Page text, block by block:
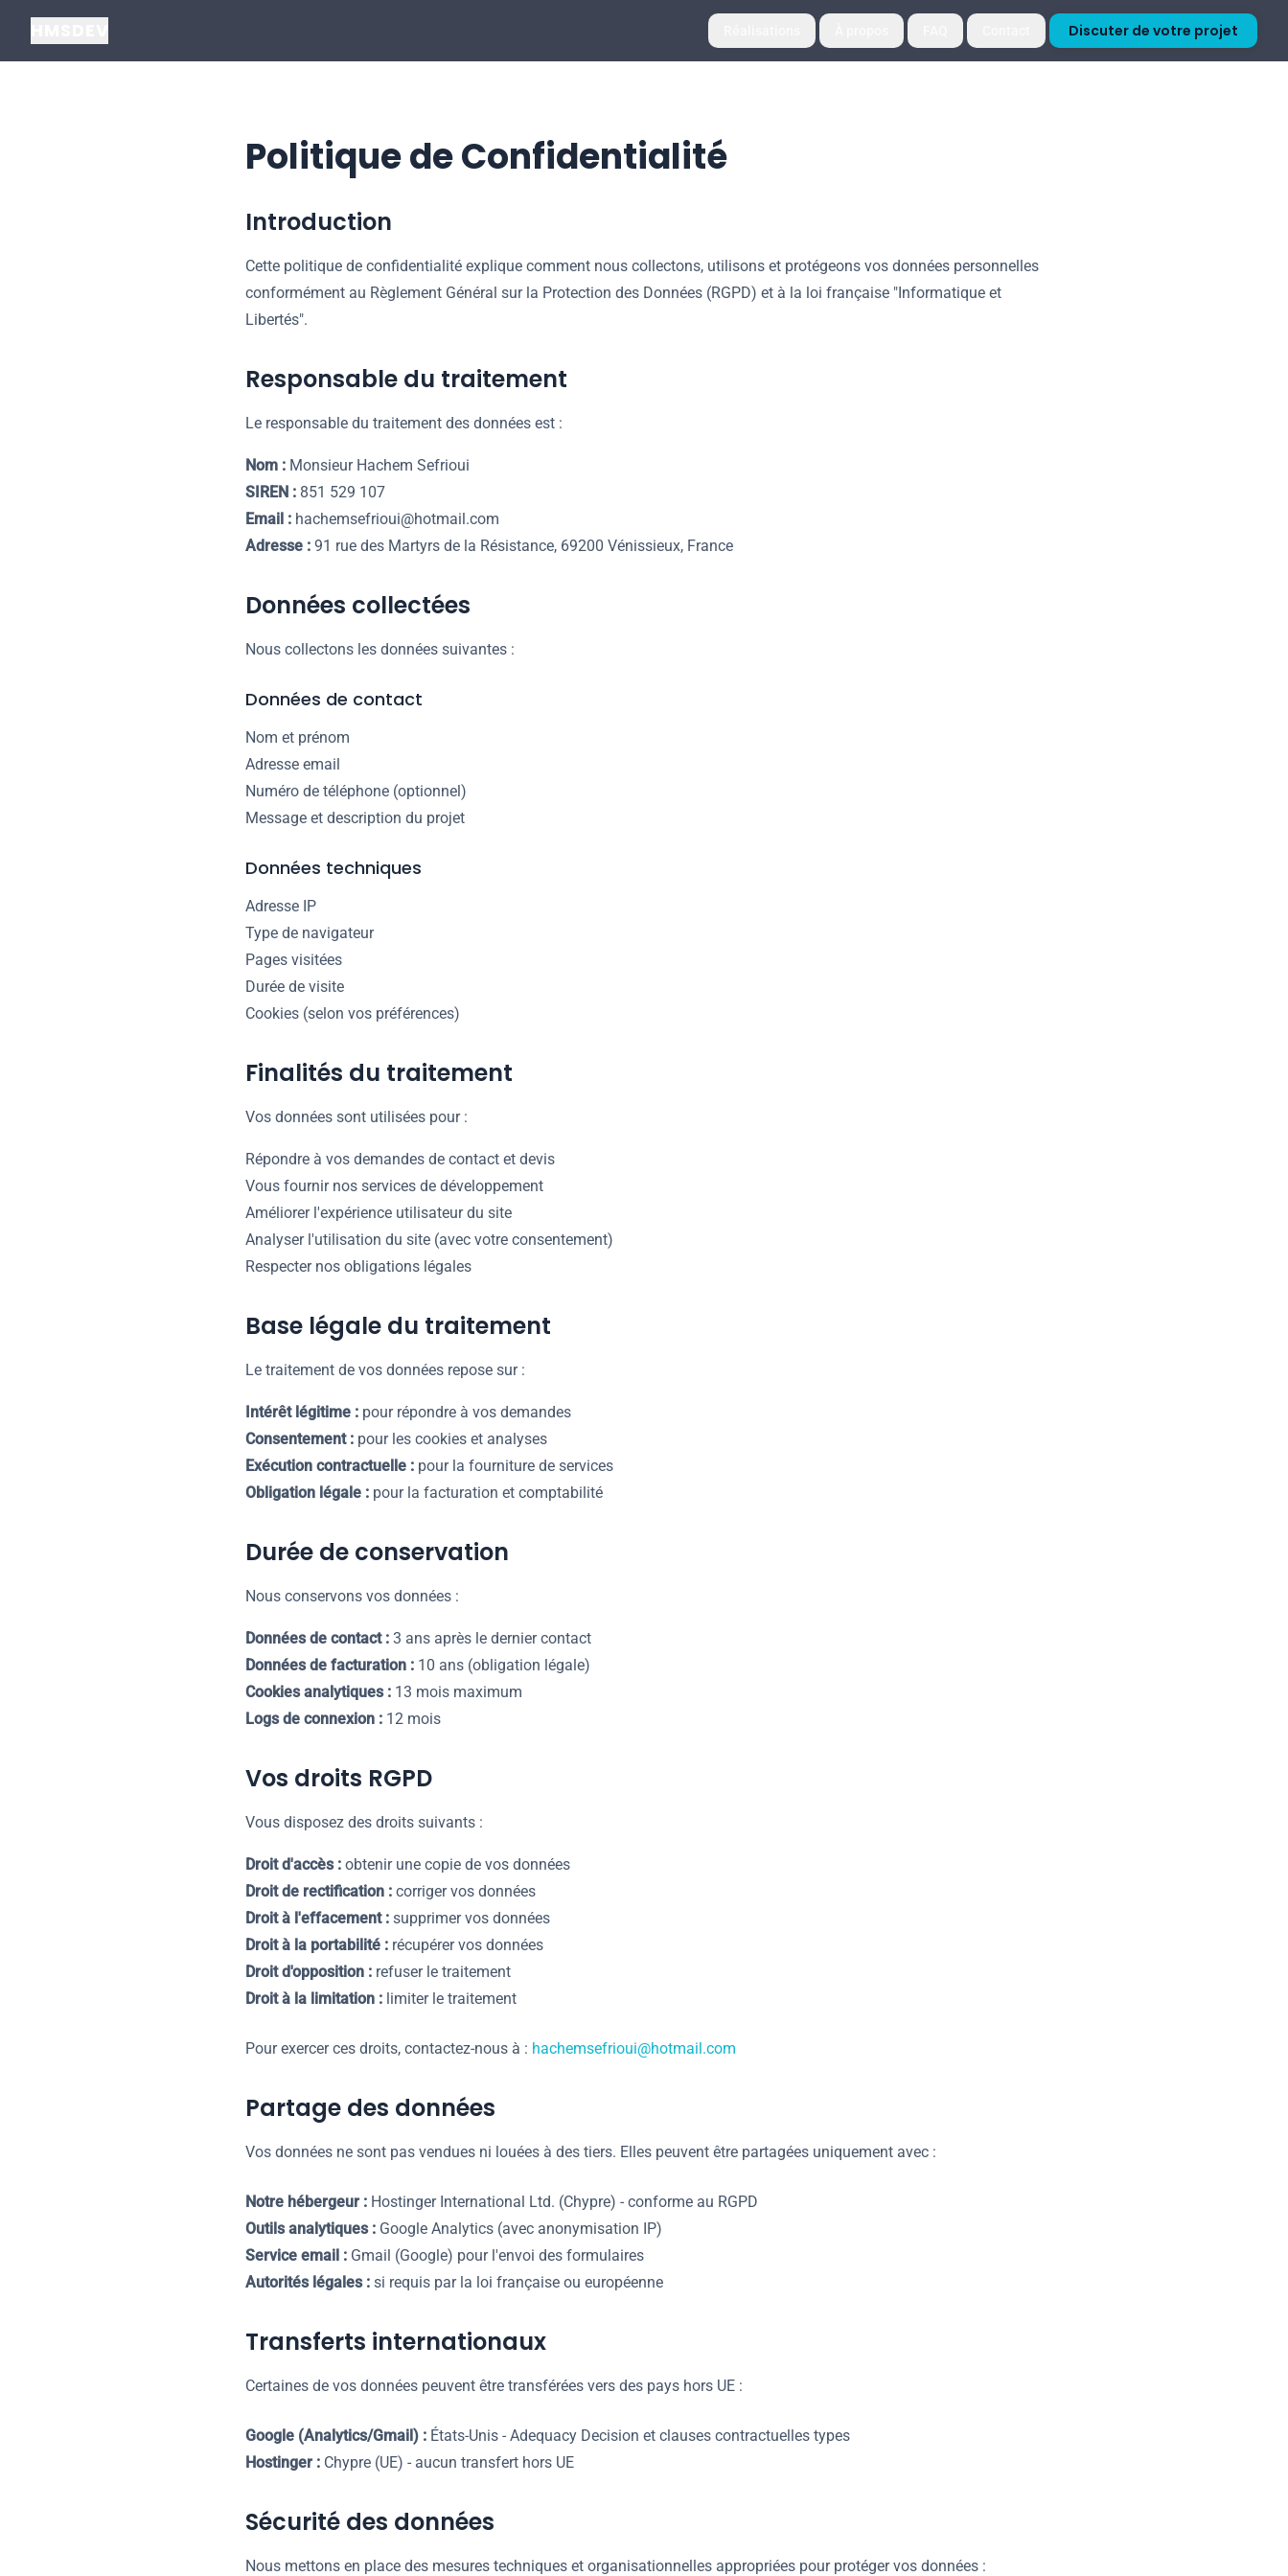
Discuter de votre projet
Politique de Confidentialité
Introduction
Cette politique de confidentialité explique comment nous collectons, utilisons et protégeons vos données personnelles
conformément au Règlement Général sur la Protection des Données (RGPD) et à la loi française "Informatique et
Libertés".
Responsable du traitement
Le responsable du traitement des données est :
Nom : Monsieur Hachem Sefrioui
SIREN : 851 529 107
Email : hachemsefrioui@hotmail.com
Adresse : 91 rue des Martyrs de la Résistance, 69200 Vénissieux, France
Données collectées
Nous collectons les données suivantes :
Données de contact
Nom et prénom
Adresse email
Numéro de téléphone (optionnel)
Message et description du projet
Données techniques
Adresse IP
Type de navigateur
Pages visitées
Durée de visite
Cookies (selon vos préférences)
Finalités du traitement
Vos données sont utilisées pour :
Répondre à vos demandes de contact et devis
Vous fournir nos services de développement
Améliorer l'expérience utilisateur du site
Analyser l'utilisation du site (avec votre consentement)
Respecter nos obligations légales
Base légale du traitement
Le traitement de vos données repose sur :
Intérêt légitime : pour répondre à vos demandes
Consentement : pour les cookies et analyses
Exécution contractuelle : pour la fourniture de services
Obligation légale : pour la facturation et comptabilité
Durée de conservation
Nous conservons vos données :
Données de contact : 3 ans après le dernier contact
Données de facturation : 10 ans (obligation légale)
Cookies analytiques : 13 mois maximum
Logs de connexion : 12 mois
Vos droits RGPD
Vous disposez des droits suivants :
Droit d'accès : obtenir une copie de vos données
Droit de rectification : corriger vos données
Droit à l'effacement : supprimer vos données
Droit à la portabilité : récupérer vos données
Droit d'opposition : refuser le traitement
Droit à la limitation : limiter le traitement
Pour exercer ces droits, contactez-nous à : hachemsefrioui@hotmail.com
Partage des données
Vos données ne sont pas vendues ni louées à des tiers. Elles peuvent être partagées uniquement avec :
Notre hébergeur : Hostinger International Ltd. (Chypre) - conforme au RGPD
Outils analytiques : Google Analytics (avec anonymisation IP)
Service email : Gmail (Google) pour l'envoi des formulaires
Autorités légales : si requis par la loi française ou européenne
Transferts internationaux
Certaines de vos données peuvent être transférées vers des pays hors UE :
Google (Analytics/Gmail) : États-Unis - Adequacy Decision et clauses contractuelles types
Hostinger : Chypre (UE) - aucun transfert hors UE
Sécurité des données
Nous mettons en place des mesures techniques et organisationnelles appropriées pour protéger vos données :